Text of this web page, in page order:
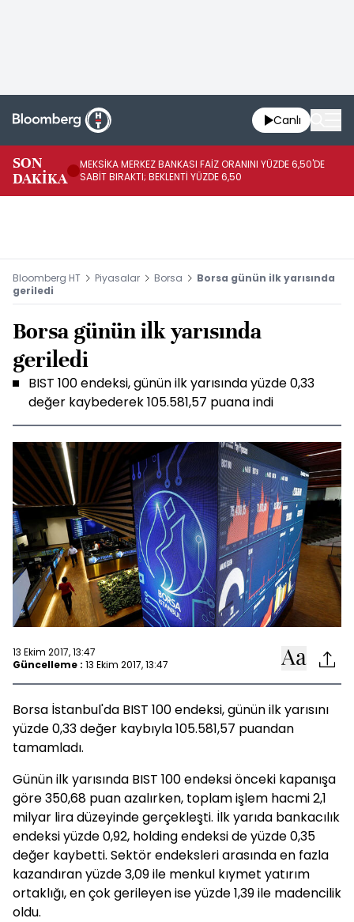
Canlı
SON
DAKİKA
MEKSİKA MERKEZ BANKASI FAİZ ORANINI YÜZDE 6,50'DE
SABİT BIRAKTI; BEKLENTİ YÜZDE 6,50
Bloomberg HT Piyasalar Borsa
Borsa günün ilk yarısında
geriledi
Borsa günün ilk yarısında
geriledi
BIST 100 endeksi, günün ilk yarısında yüzde 0,33
değer kaybederek 105.581,57 puana indi
13 Ekim 2017, 13:47
Güncelleme : 13 Ekim 2017, 13:47
Borsa İstanbul'da BIST 100 endeksi, günün ilk yarısını
yüzde 0,33 değer kaybıyla 105.581,57 puandan
tamamladı.
Günün ilk yarısında BIST 100 endeksi önceki kapanışa
göre 350,68 puan azalırken, toplam işlem hacmi 2,1
milyar lira düzeyinde gerçekleşti. İlk yarıda bankacılık
endeksi yüzde 0,92, holding endeksi de yüzde 0,35
değer kaybetti. Sektör endeksleri arasında en fazla
kazandıran yüzde 3,09 ile menkul kıymet yatırım
ortaklığı, en çok gerileyen ise yüzde 1,39 ile madencilik
oldu.